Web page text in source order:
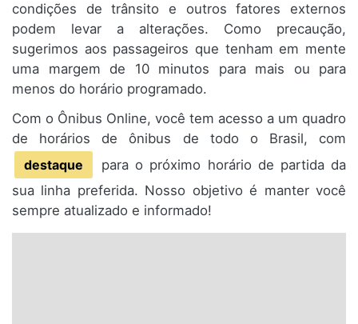
condições de trânsito e outros fatores externos
podem levar a alterações. Como precaução,
sugerimos aos passageiros que tenham em mente
uma margem de 10 minutos para mais ou para
menos do horário programado.
Com o Ônibus Online, você tem acesso a um quadro
de horários de ônibus de todo o Brasil, com
destaque
para o próximo horário de partida da
sua linha preferida. Nosso objetivo é manter você
sempre atualizado e informado!